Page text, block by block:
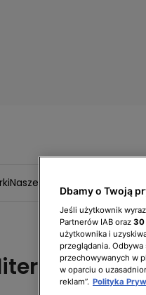
Nasze wartości
Dbamy o Twoją
Jeśli użytkownik
Partnerów IAB oraz 30
użytkownika i
przeglądania.
przechowywanych w
w oparciu o
reklam”. Polityka